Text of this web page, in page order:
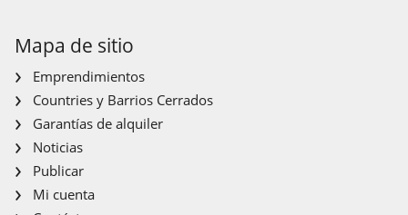
Mapa de sitio
Emprendimientos
Countries y Barrios Cerrados
Garantías de alquiler
Noticias
Publicar
Mi cuenta